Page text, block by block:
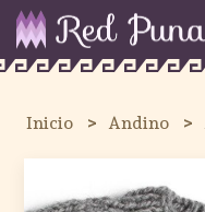
Inicio Andino